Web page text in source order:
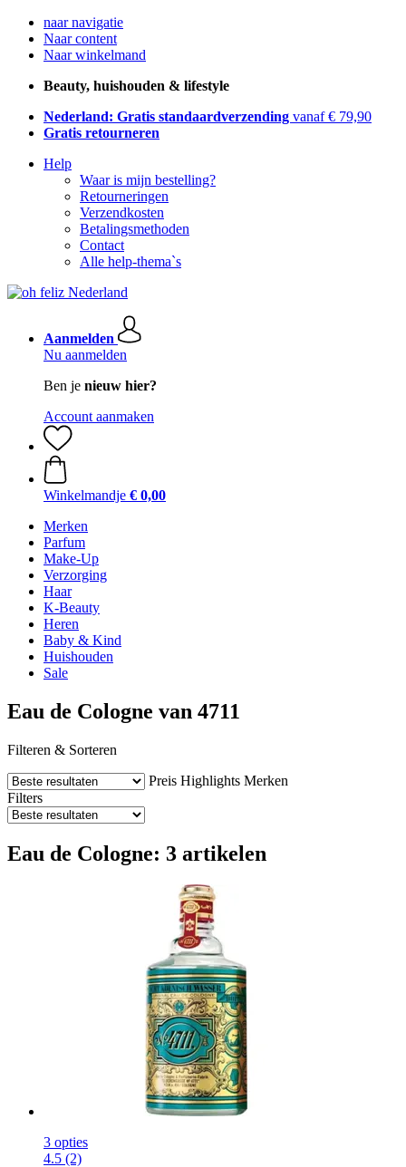
naar navigatie
Naar content
Naar winkelmand
Beauty, huishouden & lifestyle
Nederland: Gratis standaardverzending vanaf € 79,90
Gratis retourneren
Help
Waar is mijn bestelling?
Retourneringen
Verzendkosten
Betalingsmethoden
Contact
Alle help-thema`s
Aanmelden
Nu aanmelden
Ben je nieuw hier?
Account aanmaken
Winkelmandje € 0,00
Merken
Parfum
Make-Up
Verzorging
Haar
K-Beauty
Heren
Baby & Kind
Huishouden
Sale
Eau de Cologne van 4711
Filteren & Sorteren
Preis Highlights Merken
Filters
Eau de Cologne: 3 artikelen
3 opties
4.5 (2)